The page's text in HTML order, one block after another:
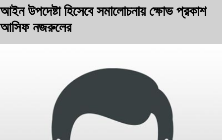
আইন উপদেষ্টা হিসেবে সমালোচনায় ক্ষোভ প্রকাশ
আসিফ নজরুলের